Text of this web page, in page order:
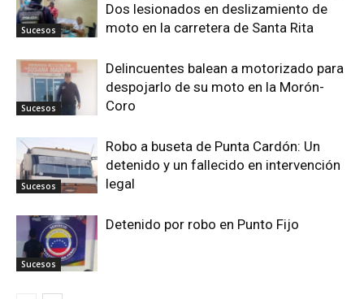
Sucesos
Dos lesionados en deslizamiento de
moto en la carretera de Santa Rita
Sucesos
Delincuentes balean a motorizado para
despojarlo de su moto en la Morón-
Coro
Sucesos
Robo a buseta de Punta Cardón: Un
detenido y un fallecido en intervención
legal
Sucesos
Detenido por robo en Punto Fijo